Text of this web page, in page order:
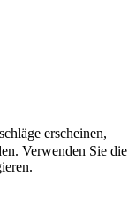
erscheinen,
Verwenden Sie die